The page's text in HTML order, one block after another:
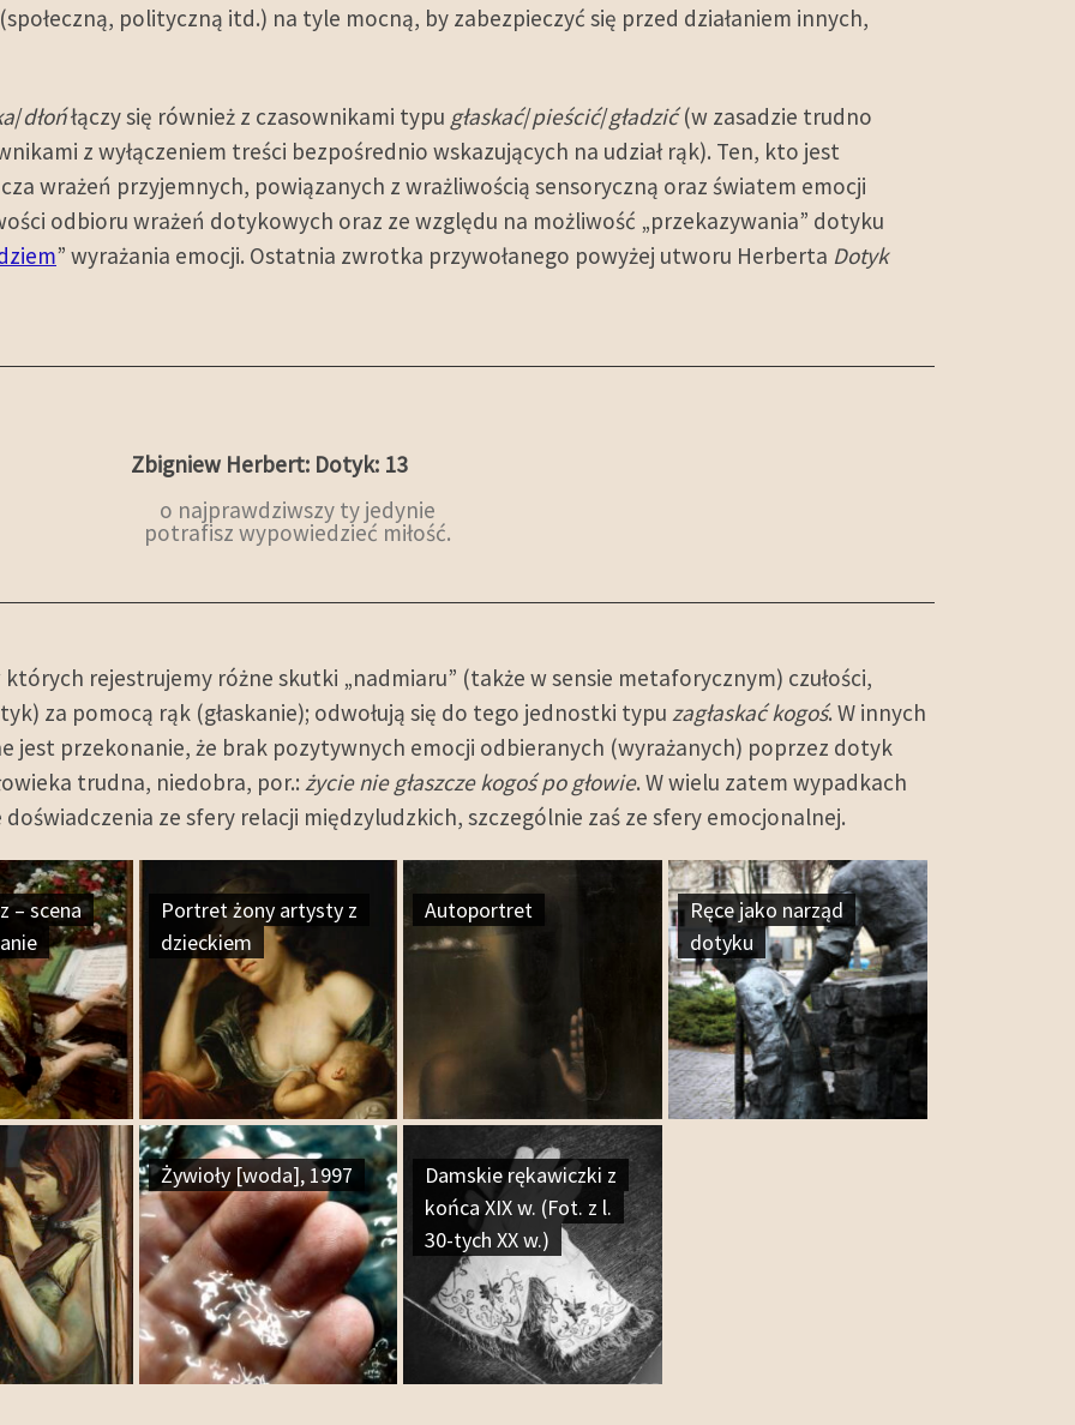
polityczną itd.) na tyle mocną, by zabezpieczyć się przed działaniem innych,
/dłońłączy się również z czasownikami typu głaskać/pieścić/gładzić(w zasadzie trudno
z wyłączeniem treści bezpośrednio wskazujących na udział rąk). Ten, kto jest
wrażeń przyjemnych, powiązanych z wrażliwością sensoryczną oraz światem emocji
odbioru wrażeń dotykowych oraz ze względu na możliwość „przekazywania” dotyku
” wyrażania emocji. Ostatnia zwrotka przywołanego powyżej utworu Herberta Dotyk
Zbigniew Herbert: Dotyk: 13
o najprawdziwszy ty jedynie
potrafisz wypowiedzieć miłość.
rejestrujemy różne skutki „nadmiaru” (także w sensie metaforycznym) czułości,
za pomocą rąk (głaskanie); odwołują się do tego jednostki typu zagłaskać kogoś. W innych
jest przekonanie, że brak pozytywnych emocji odbieranych (wyrażanych) poprzez dotyk
trudna, niedobra, por.: życie nie głaszcze kogoś po głowie. W wielu zatem wypadkach
ze sfery relacji międzyludzkich, szczególnie zaś ze sfery emocjonalnej.
– scena
Portret żony artysty z
dzieckiem
Autoportret
Ręce jako narząd
dotyku
Żywioły [woda], 1997
Damskie rękawiczki z
końca XIX w. (Fot. z l.
30-tych XX w.)